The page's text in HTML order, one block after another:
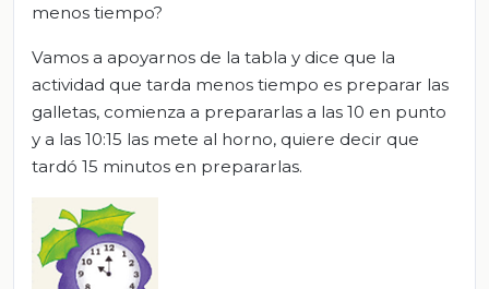
menos tiempo?
Vamos a apoyarnos de la tabla y dice que la
actividad que tarda menos tiempo es preparar las
galletas, comienza a prepararlas a las 10 en punto
y a las 10:15 las mete al horno, quiere decir que
tardó 15 minutos en prepararlas.